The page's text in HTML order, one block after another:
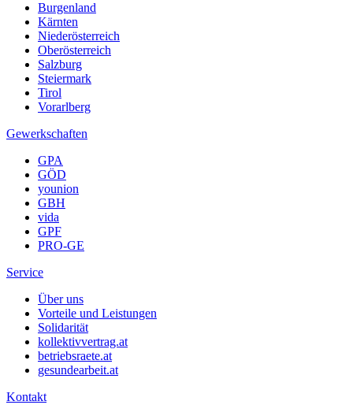
Burgenland
Kärnten
Niederösterreich
Oberösterreich
Salzburg
Steiermark
Tirol
Vorarlberg
Gewerkschaften
GPA
GÖD
younion
GBH
vida
GPF
PRO-GE
Service
Über uns
Vorteile und Leistungen
Solidarität
kollektivvertrag.at
betriebsraete.at
gesundearbeit.at
Kontakt